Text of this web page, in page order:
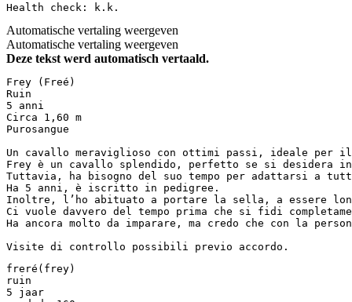
Health check: k.k.
Automatische vertaling weergeven
Automatische vertaling weergeven
Deze tekst werd automatisch vertaald.
Frey (Freé)
Ruin
5 anni
Circa 1,60 m
Purosangue
Un cavallo meraviglioso con ottimi passi, ideale
Frey è un cavallo splendido, perfetto se si
Tuttavia, ha bisogno del suo tempo per adattarsi a
Ha 5 anni, è iscritto in pedigree.
Inoltre, l’ho abituato a portare la sella, a essere
Ci vuole davvero del tempo prima che si fidi
Ha ancora molto da imparare, ma credo che con la
Visite di controllo possibili previo accordo.
freré(frey)
ruin
5 jaar